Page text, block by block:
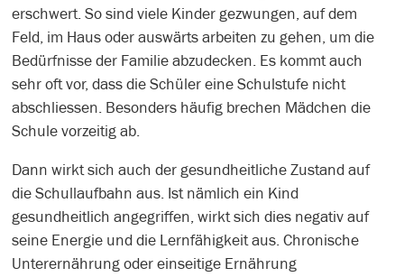
erschwert. So sind viele Kinder gezwungen, auf dem
Feld, im Haus oder auswärts arbeiten zu gehen, um die
Bedürfnisse der Familie abzudecken. Es kommt auch
sehr oft vor, dass die Schüler eine Schulstufe nicht
abschliessen. Besonders häufig brechen Mädchen die
Schule vorzeitig ab.
Dann wirkt sich auch der gesundheitliche Zustand auf
die Schullaufbahn aus. Ist nämlich ein Kind
gesundheitlich angegriffen, wirkt sich dies negativ auf
seine Energie und die Lernfähigkeit aus. Chronische
Unterernährung oder einseitige Ernährung